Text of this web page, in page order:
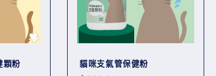
顆粉 貓咪支氣管保健粉